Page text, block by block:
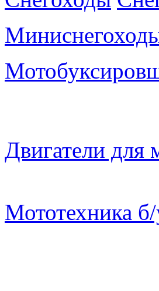
Двигатели для
Мототехника